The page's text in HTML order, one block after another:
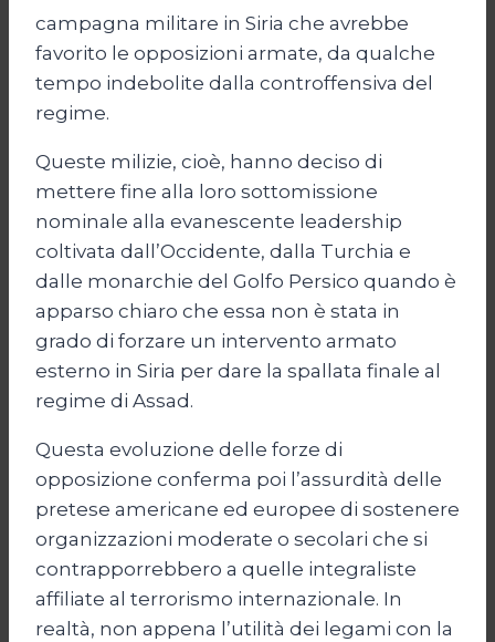
campagna militare in Siria che avrebbe
favorito le opposizioni armate, da qualche
tempo indebolite dalla controffensiva del
regime.
Queste milizie, cioè, hanno deciso di
mettere fine alla loro sottomissione
nominale alla evanescente leadership
coltivata dall’Occidente, dalla Turchia e
dalle monarchie del Golfo Persico quando è
apparso chiaro che essa non è stata in
grado di forzare un intervento armato
esterno in Siria per dare la spallata finale al
regime di Assad.
Questa evoluzione delle forze di
opposizione conferma poi l’assurdità delle
pretese americane ed europee di sostenere
organizzazioni moderate o secolari che si
contrapporrebbero a quelle integraliste
affiliate al terrorismo internazionale. In
realtà, non appena l’utilità dei legami con la